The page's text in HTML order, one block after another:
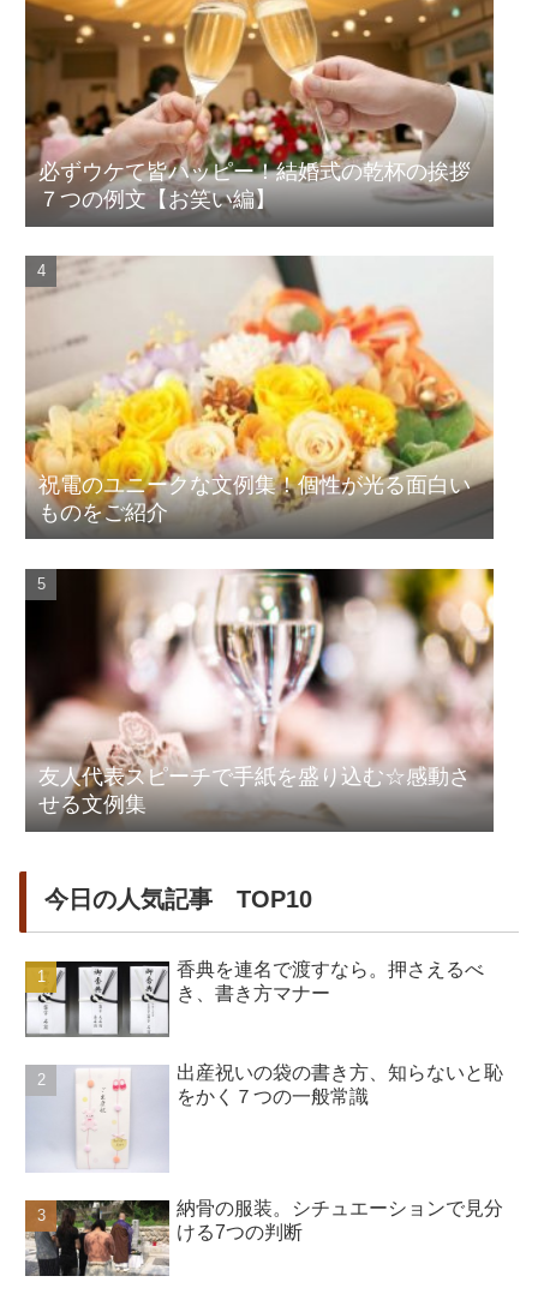
必ずウケて皆ハッピー！結婚式の乾杯の挨拶
７つの例文【お笑い編】
祝電のユニークな文例集！個性が光る面白い
ものをご紹介
友人代表スピーチで手紙を盛り込む☆感動さ
せる文例集
今日の人気記事 TOP10
香典を連名で渡すなら。押さえるべ
き、書き方マナー
出産祝いの袋の書き方、知らないと恥
をかく７つの一般常識
納骨の服装。シチュエーションで見分
ける7つの判断